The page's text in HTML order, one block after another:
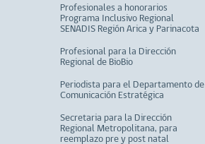
Profesionales a honorarios
Programa Inclusivo Regional
SENADIS Región Arica y Parinacota
Profesional para la Dirección
Regional de BioBio
Periodista para el Departamento de
Comunicación Estratégica
Secretaria para la Dirección
Regional Metropolitana, para
reemplazo pre y post natal